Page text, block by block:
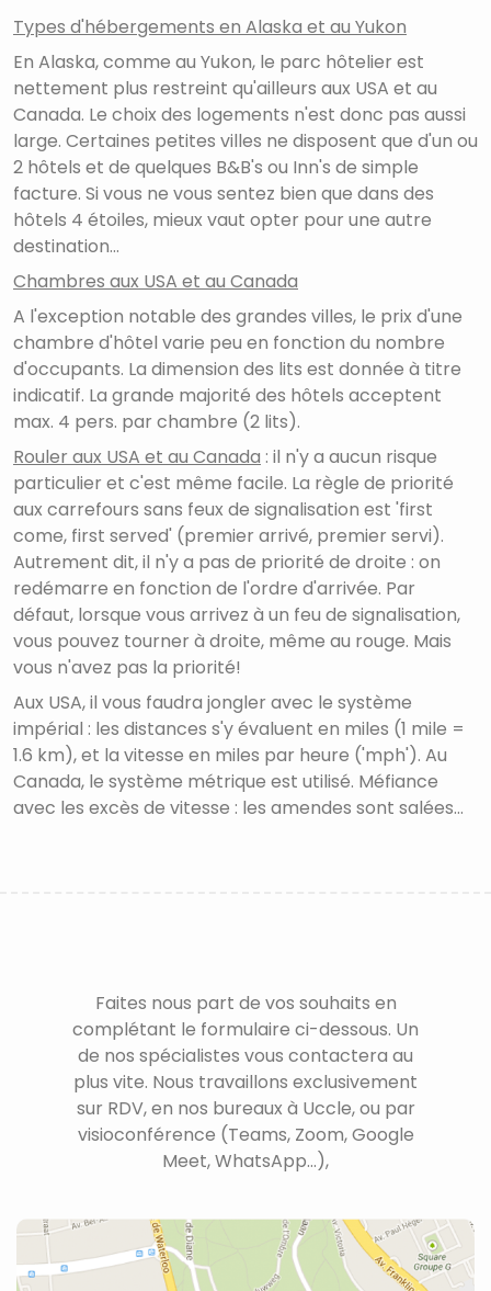
Types d'hébergements en Alaska et au Yukon
En Alaska, comme au Yukon, le parc hôtelier est
nettement plus restreint qu'ailleurs aux USA et au
Canada. Le choix des logements n'est donc pas aussi
large. Certaines petites villes ne disposent que d'un ou
2 hôtels et de quelques B&B's ou Inn's de simple
facture. Si vous ne vous sentez bien que dans des
hôtels 4 étoiles, mieux vaut opter pour une autre
destination...
Chambres aux USA et au Canada
A l'exception notable des grandes villes, le prix d'une
chambre d'hôtel varie peu en fonction du nombre
d'occupants. La dimension des lits est donnée à titre
indicatif. La grande majorité des hôtels acceptent
max. 4 pers. par chambre (2 lits).
Rouler aux USA et au Canada : il n'y a aucun risque
particulier et c'est même facile. La règle de priorité
aux carrefours sans feux de signalisation est 'first
come, first served' (premier arrivé, premier servi).
Autrement dit, il n'y a pas de priorité de droite : on
redémarre en fonction de l'ordre d'arrivée. Par
défaut, lorsque vous arrivez à un feu de signalisation,
vous pouvez tourner à droite, même au rouge. Mais
vous n'avez pas la priorité!
Aux USA, il vous faudra jongler avec le système
impérial : les distances s'y évaluent en miles (1 mile =
1.6 km), et la vitesse en miles par heure ('mph'). Au
Canada, le système métrique est utilisé. Méfiance
avec les excès de vitesse : les amendes sont salées...
Faites nous part de vos souhaits en
complétant le formulaire ci-dessous. Un
de nos spécialistes vous contactera au
plus vite. Nous travaillons exclusivement
sur RDV, en nos bureaux à Uccle, ou par
visioconférence (Teams, Zoom, Google
Meet, WhatsApp...),